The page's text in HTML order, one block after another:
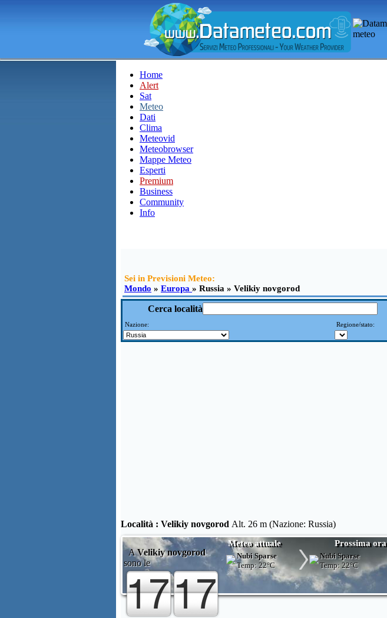
Home
Alert
Sat
Meteo
Dati
Clima
Meteovid
Meteobrowser
Mappe Meteo
Esperti
Premium
Business
Community
Info
Sei in Previsioni Meteo:
Mondo » Europa » Russia » Velikiy novgorod
Cerca località
Nazione: Regione/stato:
Località : Velikiy novgorod Alt. 26 m (Nazione: Russia)
AVelikiy novgorod
sono le
Meteo attuale Prossima ora
Nubi Sparse
Temp:22°C
Nubi Sparse
Temp:22°C